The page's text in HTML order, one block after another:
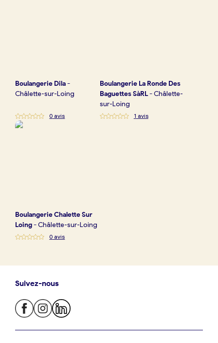
Je trouve ma boulangerie
Boulangerie Dila-
Châlette-sur-Loing
0 avis
Boulangerie La Ronde Des
Baguettes SàRL-Châlette-
sur-Loing
1 avis
BoulangerieChalette Sur
Loing-Châlette-sur-Loing
0 avis
Suivez-nous